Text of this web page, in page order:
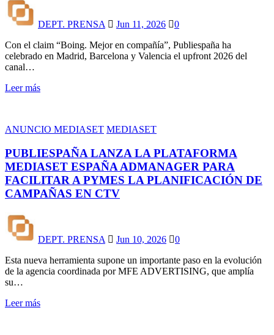
DEPT. PRENSA Jun 11, 2026
0
Con el claim “Boing. Mejor en compañía”, Publiespaña ha
celebrado en Madrid, Barcelona y Valencia el upfront 2026 del
canal…
Leer más
ANUNCIO MEDIASET MEDIASET
PUBLIESPAÑA LANZA LA PLATAFORMA
MEDIASET ESPAÑA ADMANAGER PARA
FACILITAR A PYMES LA PLANIFICACIÓN DE
CAMPAÑAS EN CTV
DEPT. PRENSA Jun 10, 2026
0
Esta nueva herramienta supone un importante paso en la evolución
de la agencia coordinada por MFE ADVERTISING, que amplía
su…
Leer más